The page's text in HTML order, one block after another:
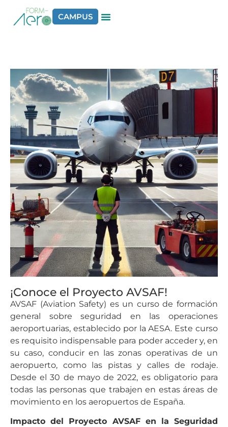
CAMPUS
¡Conoce el Proyecto AVSAF!
AVSAF (Aviation Safety) es un curso de formación
general sobre seguridad en las operaciones
aeroportuarias, establecido por la AESA. Este curso
es requisito indispensable para poder acceder y, en
su caso, conducir en las zonas operativas de un
aeropuerto, como las pistas y calles de rodaje.
Desde el 30 de mayo de 2022, es obligatorio para
todas las personas que trabajen en estas áreas de
movimiento en los aeropuertos de España.
Impacto del Proyecto AVSAF en la Seguridad